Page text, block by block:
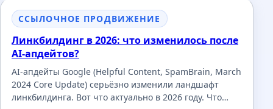
ССЫЛОЧНОЕ ПРОДВИЖЕНИЕ
Линкбилдинг в 2026: что изменилось после
AI-апдейтов?
AI-апдейты Google (Helpful Content, SpamBrain, March
2024 Core Update) серьёзно изменили ландшафт
линкбилдинга. Вот что актуально в 2026 году. Что…